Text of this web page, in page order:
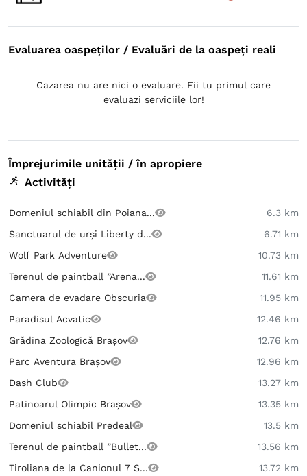
Evaluarea oaspeților / Evaluări de la oaspeți reali
Cazarea nu are nici o evaluare. Fii tu primul care
evaluazi serviciile lor!
Împrejurimile unității / în apropiere
Activități
Domeniul schiabil din Poiana...
6.3 km
Sanctuarul de urși Liberty d...
6.71 km
Wolf Park Adventure
10.73 km
Terenul de paintball ”Arena...
11.61 km
Camera de evadare Obscuria
11.95 km
Paradisul Acvatic
12.46 km
Grădina Zoologică Brașov
12.76 km
Parc Aventura Brașov
12.96 km
Dash Club
13.27 km
Patinoarul Olimpic Brașov
13.35 km
Domeniul schiabil Predeal
13.5 km
Terenul de paintball ”Bullet...
13.56 km
Tiroliana de la Canionul 7 S...
13.72 km